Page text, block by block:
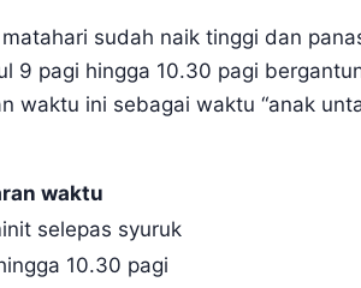
sudah naik tinggi dan
9 pagi hingga 10.30 pagi
waktu ini sebagai waktu “anak
waktu
selepas syuruk
10.30 pagi